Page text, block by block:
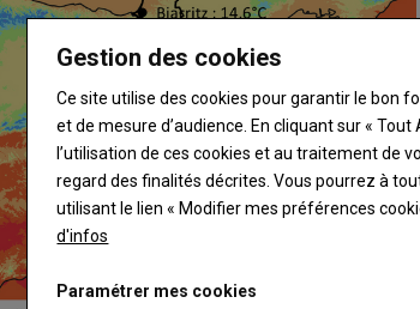
Gestion des cookies
Ce site utilise des cookies pour garantir le bon
et de mesure d’audience. En cliquant sur «
l’utilisation de ces cookies et au traitement de
regard des finalités décrites. Vous pourrez à
utilisant le lien « Modifier mes préférences
d'infos
Paramétrer mes cookies